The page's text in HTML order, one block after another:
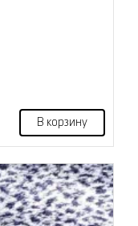
В корзину